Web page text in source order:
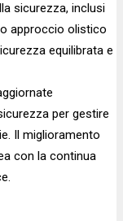
sicurezza, inclusi
approccio olistico
equilibrata e
per gestire
Il miglioramento
con la continua